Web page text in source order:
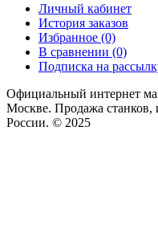
Личный кабинет
История заказов
Избранное (0)
В сравнении (0)
Подписка на
Официальный интернет
Москве. Продажа станков,
России. © 2025